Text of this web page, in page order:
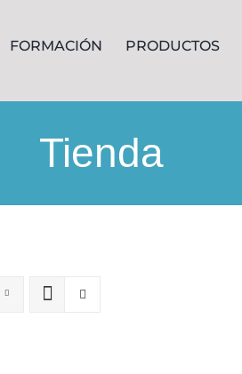
FORMACIÓN PRODUCTOS
Tienda